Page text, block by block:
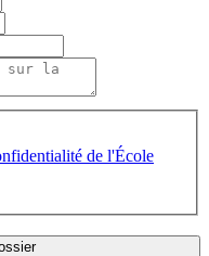
de l'École
Envoyer votre dossier